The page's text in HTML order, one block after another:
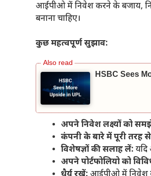
आईपीओ में निवेश करने के बजाय,
बनाना चाहिए।
कुछ महत्वपूर्ण सुझाव:
HSBC Sees
अपने निवेश लक्ष्यों को
कंपनी के बारे में पूरी तरह
विशेषज्ञों की सलाह लें:
अपने पोर्टफोलियो को